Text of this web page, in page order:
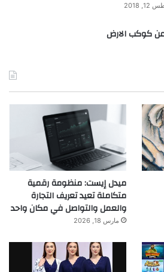
2018
كوكب الارض
ميدل إيست: منظومة رقمية
متكاملة تعيد تعريف التجارة
والعمل والتواصل في مكان واحد
مارس 18, 2026